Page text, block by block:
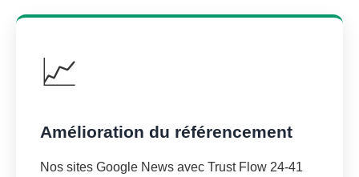
📈
Amélioration du référencement
Nos sites Google News avec Trust Flow 24-41